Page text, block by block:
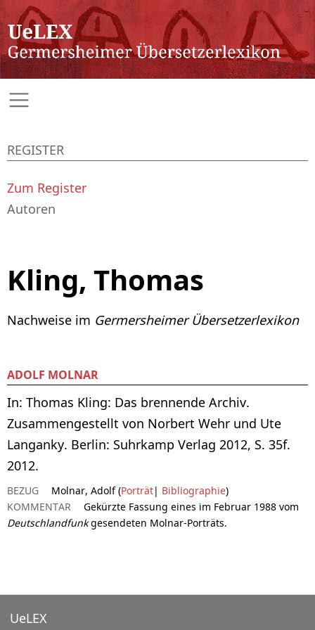
Kling, Thomas
Nachweise im Germersheimer Übersetzerlexikon
ADOLF MOLNAR
In: Thomas Kling: Das brennende Archiv.
Zusammengestellt von Norbert Wehr und Ute
Langanky. Berlin: Suhrkamp Verlag 2012, S. 35f.
2012.
BEZUG Molnar, Adolf (Porträt| Bibliographie)
KOMMENTAR
Gekürzte Fassung eines im Februar 1988 vom
Deutschlandfunkgesendeten Molnar-Porträts.
REGISTER
Zum Register
Autoren
UeLEX